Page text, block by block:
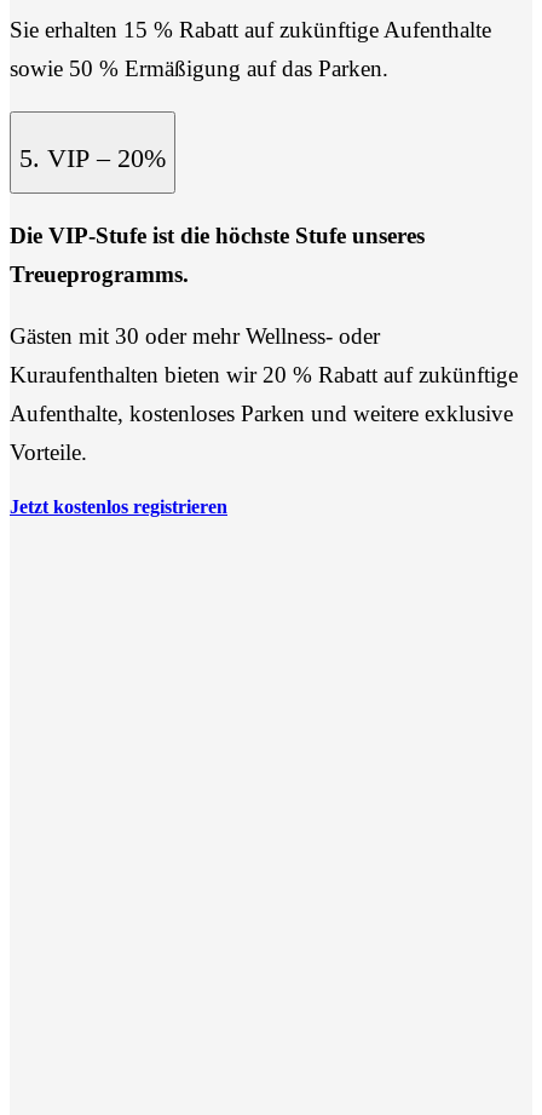
Sie erhalten 15 % Rabatt auf zukünftige Aufenthalte
sowie 50 % Ermäßigung auf das Parken.
5. VIP – 20%
Die VIP-Stufe ist die höchste Stufe unseres
Treueprogramms.
Gästen mit 30 oder mehr Wellness- oder
Kuraufenthalten bieten wir 20 % Rabatt auf zukünftige
Aufenthalte, kostenloses Parken und weitere exklusive
Vorteile.
Jetzt kostenlos registrieren